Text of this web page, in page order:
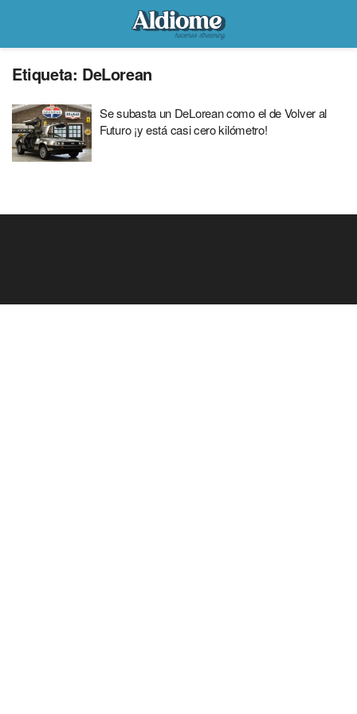
Etiqueta: DeLorean
Se subasta un DeLorean como el de Volver al
Futuro ¡y está casi cero kilómetro!